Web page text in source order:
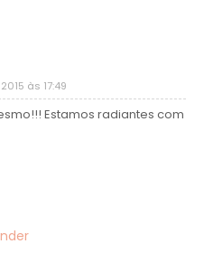
às 17:49
Estamos radiantes com